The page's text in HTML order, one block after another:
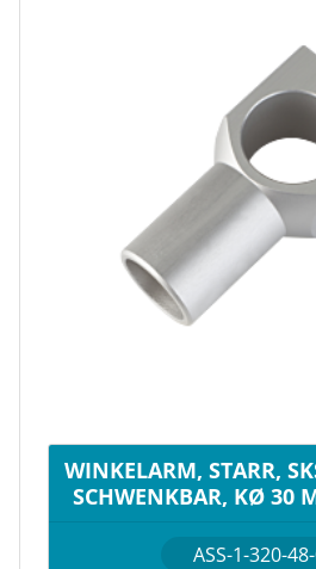
WINKELARM, STARR,
SCHWENKBAR, KØ 30
ASS-1-320-